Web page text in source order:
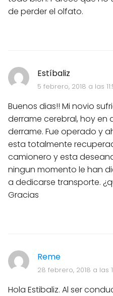
de perder el olfato.
Estíbaliz
5 febrero, 2018 a las
Buenos dias!! Mi novio
derrame cerebral, hoy en
derrame. Fue operado y
esta totalmente
camionero y esta
ningun momento le han
a dedicarse transporte.
Gracias
Reme
28 febrero, 2018 a las
Hola Estibaliz. Al ser